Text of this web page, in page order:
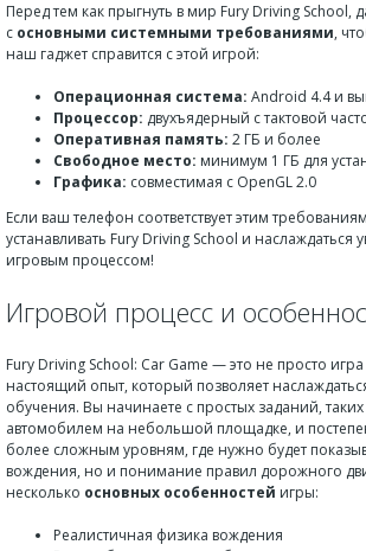
Перед тем как прыгнуть в мир Fury Driving School,
с основными системными требованиями,
наш гаджет справится с этой игрой:
Операционная система: Android 4.4 и
Процессор: двухъядерный с тактовой
Оперативная память: 2 ГБ и более
Свободное место: минимум 1 ГБ для
Графика: совместимая с OpenGL 2.0
Если ваш телефон соответствует этим
устанавливать Fury Driving School и наслаждаться
игровым процессом!
Игровой процесс и
Fury Driving School: Car Game — это не просто
настоящий опыт, который позволяет
обучения. Вы начинаете с простых заданий,
автомобилем на небольшой площадке, и
более сложным уровням, где нужно будет
вождения, но и понимание правил дорожного
несколько основных особенностей игры:
Реалистичная физика вождения